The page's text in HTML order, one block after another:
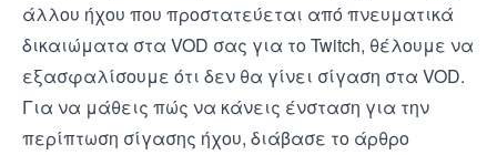
άλλου ήχου που προστατεύεται από πνευματικά
δικαιώματα στα VOD σας για το Twitch, θέλουμε να
εξασφαλίσουμε ότι δεν θα γίνει σίγαση στα VOD.
Για να μάθεις πώς να κάνεις ένσταση για την
περίπτωση σίγασης ήχου, διάβασε το άρθρο